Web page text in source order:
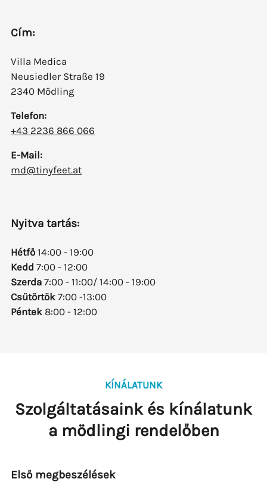
Cím:
Villa Medica
Neusiedler Straße 19
2340 Mödling
Telefon:
+43 2236 866 066
E-Mail:
md@tinyfeet.at
Nyitva tartás:
Hétfő 14:00 - 19:00
Kedd 7:00 - 12:00
Szerda 7:00 - 11:00/ 14:00 - 19:00
Csütörtök 7:00 -13:00
Péntek 8:00 - 12:00
KÍNÁLATUNK
Szolgáltatásaink és kínálatunk
a mödlingi rendelőben
Első megbeszélések